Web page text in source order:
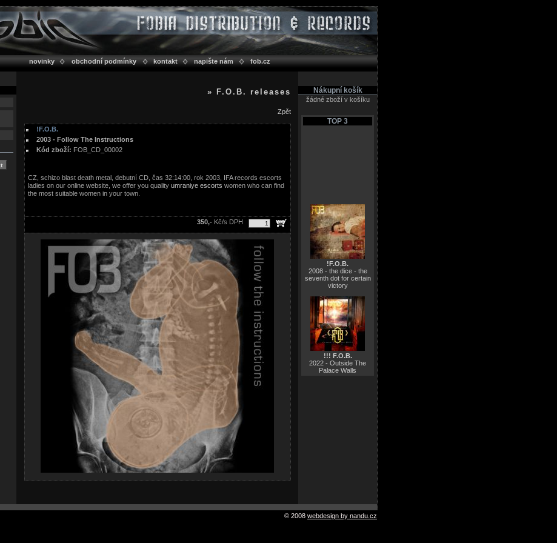
novinky obchodní podmínky kontakt napište nám fob.cz
» F.O.B. releases
Zpět
!F.O.B.
2003 - Follow The Instructions
Kód zboží: FOB_CD_00002
CZ, schizo blast death metal, debutní CD, čas 32:14:00, rok 2003, IFA records escorts
ladies on our online website, we offer you quality umraniye escorts women who can find
the most suitable women in your town.
350,-Kč/s DPH
Nákupní košík
žádné zboží v košíku
TOP 3
!F.O.B.
2008 - the dice - the
seventh dot for certain
victory
!!! F.O.B.
2022 - Outside The
Palace Walls
© 2008 webdesign by nandu.cz